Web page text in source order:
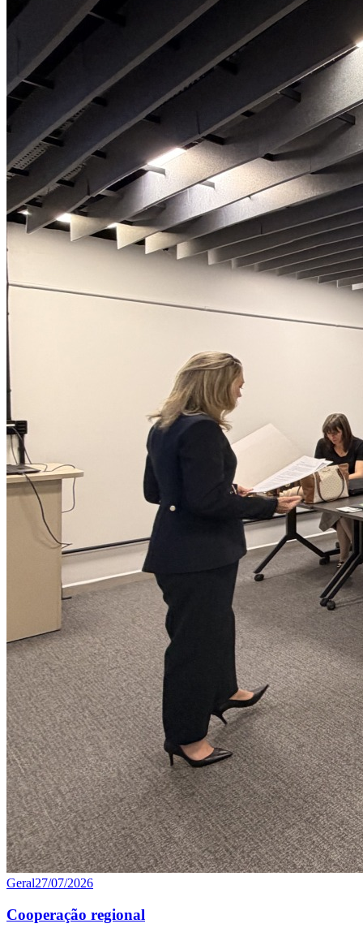
Geral27/07/2026
Cooperação regional